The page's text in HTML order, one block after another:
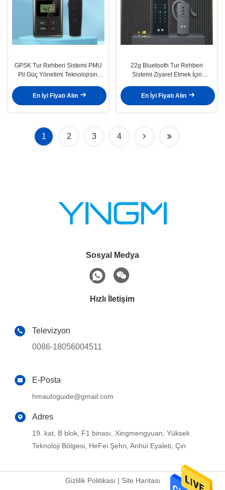
GPSK Tur Rehberi Sistemi PMU
Pil Güç Yönetimi Teknolojisini
En İyi Fiyatı Alın
22g Bluetooth Tur Rehberi
Sistemi Ziyaret Etmek İçin
En İyi Fiyatı Alın
1 2 3 4
Sosyal Medya
Hızlı İletişim
Televizyon
0086-18056004511
E-Posta
hmautoguide@gmail.com
Adres
19. kat, B blok, F1 binası, Xingmengyuan, Yüksek
Teknoloji Bölgesi, HeFei Şehri, Anhui Eyaleti, Çin
Gizlilik Politikası | Site Haritası